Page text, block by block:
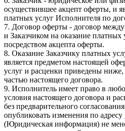
осуществившее акцепт оферты, и
платных услуг Исполнителя по
7. Договор оферты - договор
и Заказчиком на оказание платных
посредством акцепта оферты.
8. Оказание Заказчику платных
является предметом настоящей
услуг и расценки приведены
частью настоящего договора.
9. Исполнитель имеет право в
условия настоящего договора и
без предварительного
опубликовать изменения по адресу
(Юридическая информация) не